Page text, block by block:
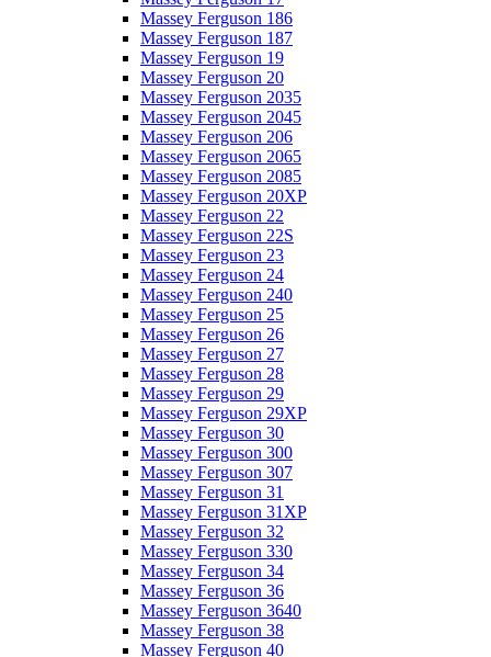
Massey Ferguson 186
Massey Ferguson 187
Massey Ferguson 19
Massey Ferguson 20
Massey Ferguson 2035
Massey Ferguson 2045
Massey Ferguson 206
Massey Ferguson 2065
Massey Ferguson 2085
Massey Ferguson 20XP
Massey Ferguson 22
Massey Ferguson 22S
Massey Ferguson 23
Massey Ferguson 24
Massey Ferguson 240
Massey Ferguson 25
Massey Ferguson 26
Massey Ferguson 27
Massey Ferguson 28
Massey Ferguson 29
Massey Ferguson 29XP
Massey Ferguson 30
Massey Ferguson 300
Massey Ferguson 307
Massey Ferguson 31
Massey Ferguson 31XP
Massey Ferguson 32
Massey Ferguson 330
Massey Ferguson 34
Massey Ferguson 36
Massey Ferguson 3640
Massey Ferguson 38
Massey Ferguson 40